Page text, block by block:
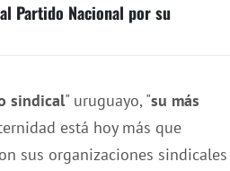
Partido Nacional por su
sindical" uruguayo, "su más
está hoy más que
sus organizaciones sindicales